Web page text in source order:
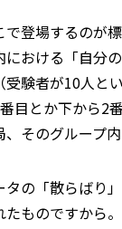
で登場するのが
における「自分
受験者が10人と
目とか下から2
、そのグループ
タの「散らばり
たものですから